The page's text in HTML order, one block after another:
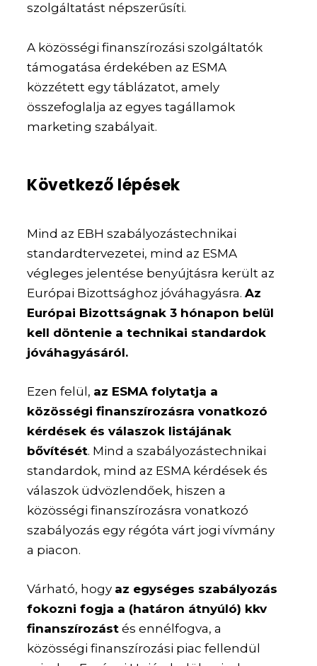
szolgáltatást népszerűsíti.
A közösségi finanszírozási szolgáltatók
támogatása érdekében az ESMA
közzétett egy táblázatot, amely
összefoglalja az egyes tagállamok
marketing szabályait.
Következő lépések
Mind az EBH szabályozástechnikai
standardtervezetei, mind az ESMA
végleges jelentése benyújtásra került az
Európai Bizottsághoz jóváhagyásra.Az
Európai Bizottságnak 3 hónapon belül
kell döntenie a technikai standardok
jóváhagyásáról.
Ezen felül, az ESMA folytatja a
közösségi finanszírozásra vonatkozó
kérdések és válaszok listájának
bővítését. Mind a szabályozástechnikai
standardok, mind az ESMA kérdések és
válaszok üdvözlendőek, hiszen a
közösségi finanszírozásra vonatkozó
szabályozás egy régóta várt jogi vívmány
a piacon.
Várható, hogy az egységes szabályozás
fokozni fogja a (határon átnyúló) kkv
finanszírozást és ennélfogva, a
közösségi finanszírozási piac fellendül